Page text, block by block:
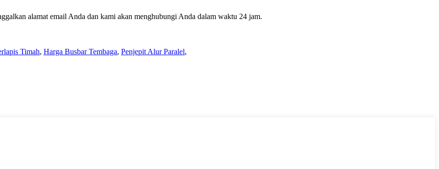
alamat email Anda dan kami akan menghubungi Anda dalam waktu 24 jam.
Timah, Harga Busbar Tembaga, Penjepit Alur Paralel,